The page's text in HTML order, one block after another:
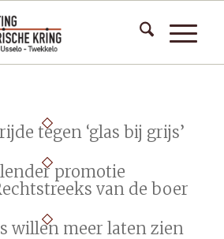
tegen ‘glas bij grijs’
promotie
van de boer
willen meer laten zien